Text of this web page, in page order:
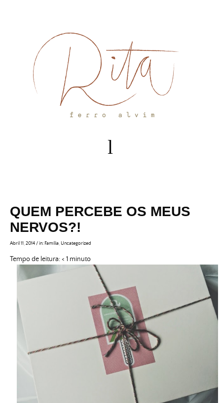
QUEM PERCEBE OS MEUS
NERVOS?!
Abril 11, 2014/in: Família Uncategorized
Tempo de leitura:< 1 minuto